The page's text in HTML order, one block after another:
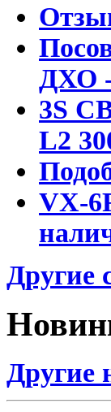
ДХО -
3S
L2
VX-
Другие
Другие